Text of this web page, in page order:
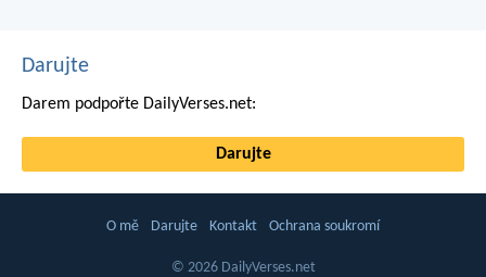
Darujte
Darem podpořte DailyVerses.net:
Darujte
O mě Darujte Kontakt Ochrana soukromí
© 2026 DailyVerses.net